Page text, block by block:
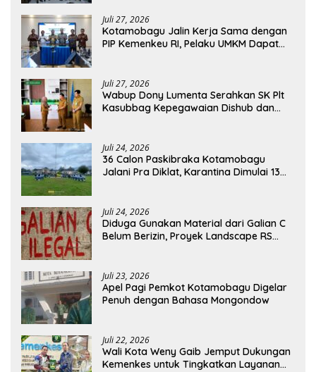
Juli 27, 2026
Kotamobagu Jalin Kerja Sama dengan
PIP Kemenkeu RI, Pelaku UMKM Dapat
Juli 27, 2026
Wabup Dony Lumenta Serahkan SK Plt
Kasubbag Kepegawaian Dishub dan
Juli 24, 2026
36 Calon Paskibraka Kotamobagu
Jalani Pra Diklat, Karantina Dimulai 13
Juli 24, 2026
Diduga Gunakan Material dari Galian C
Belum Berizin, Proyek Landscape RS
Juli 23, 2026
Apel Pagi Pemkot Kotamobagu Digelar
Penuh dengan Bahasa Mongondow
Juli 22, 2026
Wali Kota Weny Gaib Jemput Dukungan
Kemenkes untuk Tingkatkan Layanan